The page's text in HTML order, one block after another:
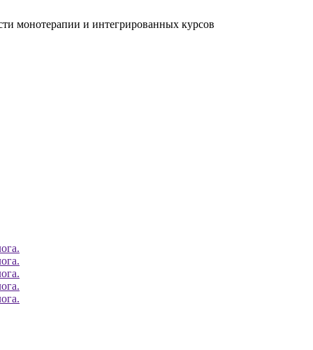
монотерапии и интегрированных курсов